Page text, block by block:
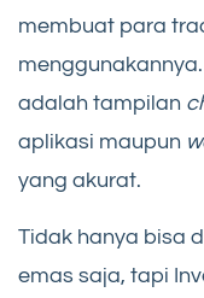
membuat para
adalah tampilan
aplikasi maupun
yang akurat.
Tidak hanya bisa
emas saja, tapi